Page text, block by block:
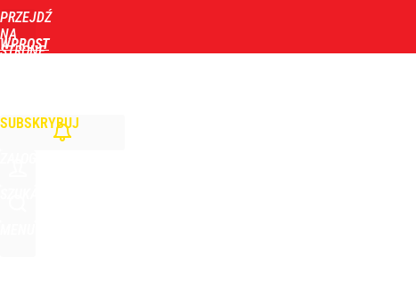
PRZEJDŹ
NA
STRONĘ
WPROST
SUBSKRYBUJ